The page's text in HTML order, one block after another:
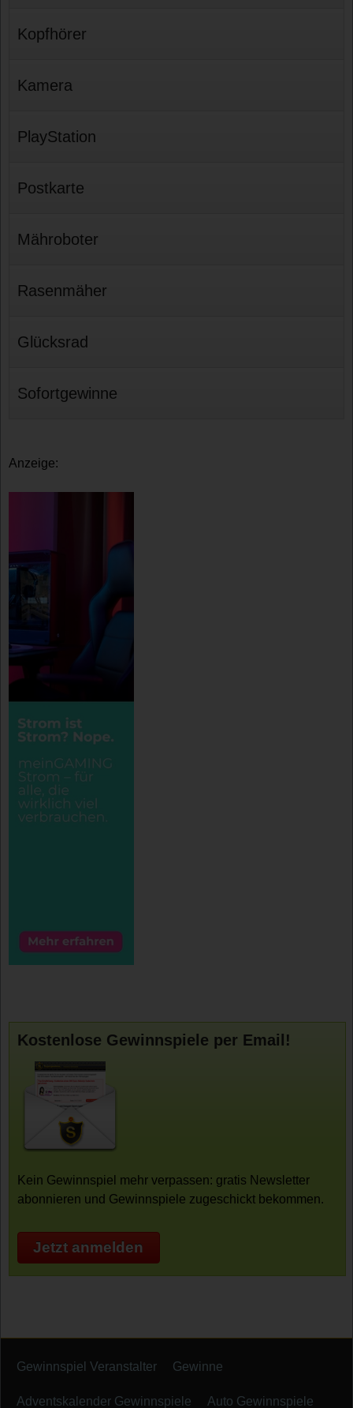
Kopfhörer
Kamera
PlayStation
Postkarte
Mähroboter
Rasenmäher
Glücksrad
Sofortgewinne
Anzeige:
Kostenlose Gewinnspiele per Email!
Kein Gewinnspiel mehr verpassen: gratis Newsletter
abonnieren und Gewinnspiele zugeschickt bekommen.
Jetzt anmelden
Gewinnspiel Veranstalter Gewinne
Adventskalender Gewinnspiele Auto Gewinnspiele